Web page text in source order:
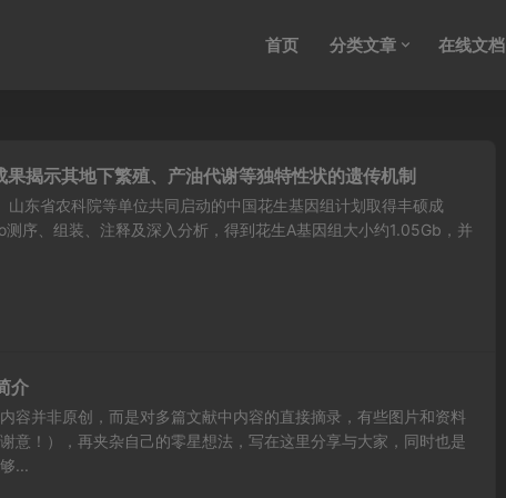
首页 分类文章 在线文档
揭示其地下繁殖、产油代谢等独特性状的遗传机制
山东省农科院等单位共同启动的中国花生基因组计划取得丰硕成
序、组装、注释及深入分析，得到花生A基因组大小约1.05Gb，并
介
容并非原创，而是对多篇文献中内容的直接摘录，有些图片和资料
意！），再夹杂自己的零星想法，写在这里分享与大家，同时也是
...